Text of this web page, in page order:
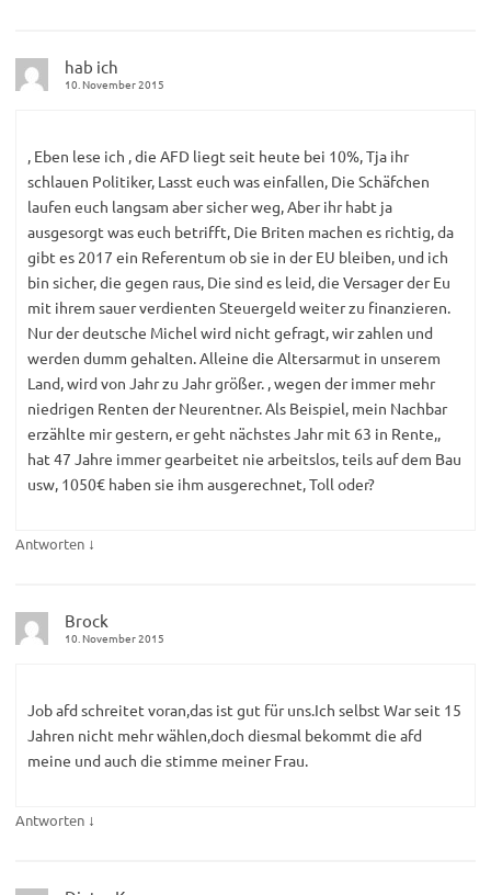
hab ich
10. November 2015
, Eben lese ich , die AFD liegt seit heute bei 10%, Tja ihr
schlauen Politiker, Lasst euch was einfallen, Die Schäfchen
laufen euch langsam aber sicher weg, Aber ihr habt ja
ausgesorgt was euch betrifft, Die Briten machen es richtig, da
gibt es 2017 ein Referentum ob sie in der EU bleiben, und ich
bin sicher, die gegen raus, Die sind es leid, die Versager der Eu
mit ihrem sauer verdienten Steuergeld weiter zu finanzieren.
Nur der deutsche Michel wird nicht gefragt, wir zahlen und
werden dumm gehalten. Alleine die Altersarmut in unserem
Land, wird von Jahr zu Jahr größer. , wegen der immer mehr
niedrigen Renten der Neurentner. Als Beispiel, mein Nachbar
erzählte mir gestern, er geht nächstes Jahr mit 63 in Rente,,
hat 47 Jahre immer gearbeitet nie arbeitslos, teils auf dem Bau
usw, 1050€ haben sie ihm ausgerechnet, Toll oder?
Antworten ↓
Brock
10. November 2015
Job afd schreitet voran,das ist gut für uns.Ich selbst War seit 15
Jahren nicht mehr wählen,doch diesmal bekommt die afd
meine und auch die stimme meiner Frau.
Antworten ↓